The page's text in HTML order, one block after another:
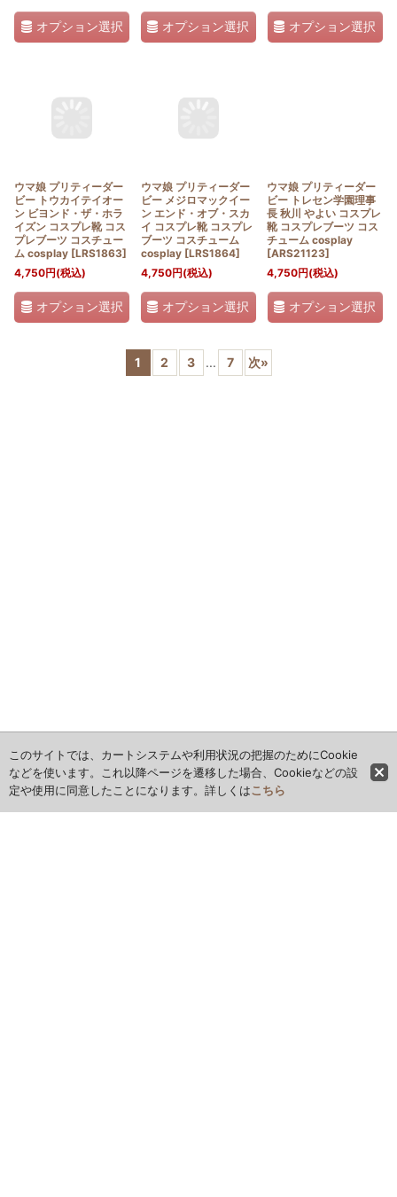
オプション選択 オプション選択 オプション選択
ウマ娘 プリティーダー
ビー トウカイテイオー
ン ビヨンド・ザ・ホラ
イズン コスプレ靴 コス
プレブーツ コスチュー
ム cosplay [LRS1863]
4,750円(税込)
オプション選択
ウマ娘 プリティーダー
ビー メジロマックイー
ン エンド・オブ・スカ
イ コスプレ靴 コスプレ
ブーツ コスチューム
cosplay [LRS1864]
4,750円(税込)
オプション選択
ウマ娘 プリティーダー
ビー トレセン学園理事
長 秋川 やよい コスプレ
靴 コスプレブーツ コス
チューム cosplay
[ARS21123]
4,750円(税込)
オプション選択
1 2 3 ... 7 次»
このサイトでは、カートシステムや利用状況の把握のためにCookie
などを使います。これ以降ページを遷移した場合、Cookieなどの設
定や使用に同意したことになります。詳しくはこちら